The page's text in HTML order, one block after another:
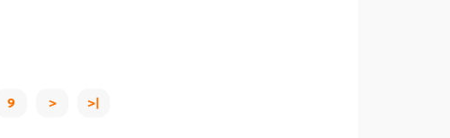
9 > >|